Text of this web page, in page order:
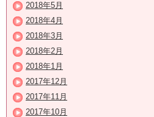
2018年5月
2018年4月
2018年3月
2018年2月
2018年1月
2017年12月
2017年11月
2017年10月